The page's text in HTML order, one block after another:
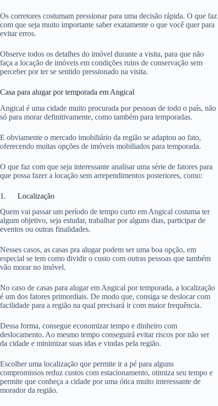
Os corretores costumam pressionar para uma decisão rápida. O que faz
com que seja muito importante saber exatamente o que você quer para
evitar erros.
Observe todos os detalhes do imóvel durante a visita, para que não
faça a locação de imóveis em condições ruins de conservação sem
perceber por ter se sentido pressionado na visita.
Casa para alugar por temporada em Angical
Angical é uma cidade muito procurada por pessoas de todo o país, não
só para morar definitivamente, como também para temporadas.
E obviamente o mercado imobiliário da região se adaptou ao fato,
oferecendo muitas opções de imóveis mobiliados para temporada.
O que faz com que seja interessante analisar uma série de fatores para
que possa fazer a locação sem arrependimentos posteriores, como:
1. Localização
Quem vai passar um período de tempo curto em Angical costuma ter
algum objetivo, seja estudar, trabalhar por alguns dias, participar de
eventos ou outras finalidades.
Nesses casos, as casas pra alugar podem ser uma boa opção, em
especial se tem como dividir o custo com outras pessoas que também
vão morar no imóvel.
No caso de casas para alugar em Angical por temporada, a localização
é um dos fatores primordiais. De modo que, consiga se deslocar com
facilidade para a região na qual precisará ir com maior frequência.
Dessa forma, consegue economizar tempo e dinheiro com
deslocamento. Ao mesmo tempo conseguirá evitar riscos por não ser
da cidade e minimizar suas idas e vindas pela região.
Escolher uma localização que permite ir a pé para alguns
compromissos reduz custos com estacionamento, otimiza seu tempo e
permite que conheça a cidade por uma ótica muito interessante de
morador da região.